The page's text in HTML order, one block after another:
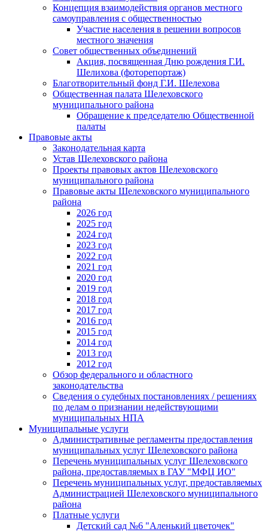
Концепция взаимодействия органов местного
самоуправления с общественностью
Участие населения в решении вопросов
местного значения
Совет общественных объединений
Акция, посвященная Дню рождения Г.И.
Шелихова (фоторепортаж)
Благотворительный фонд Г.И. Шелехова
Общественная палата Шелеховского
муниципального района
Обращение к председателю Общественной
палаты
Правовые акты
Законодательная карта
Устав Шелеховского района
Проекты правовых актов Шелеховского
муниципального района
Правовые акты Шелеховского муниципального
района
2026 год
2025 год
2024 год
2023 год
2022 год
2021 год
2020 год
2019 год
2018 год
2017 год
2016 год
2015 год
2014 год
2013 год
2012 год
Обзор федерального и областного
законодательства
Сведения о судебных постановлениях / решениях
по делам о признании недействующими
муниципальных НПА
Муниципальные услуги
Административные регламенты предоставления
муниципальных услуг Шелеховского района
Перечень муниципальных услуг Шелеховского
района, предоставляемых в ГАУ "МФЦ ИО"
Перечень муниципальных услуг, предоставляемых
Администрацией Шелеховского муниципального
района
Платные услуги
Детский сад №6 "Аленький цветочек"